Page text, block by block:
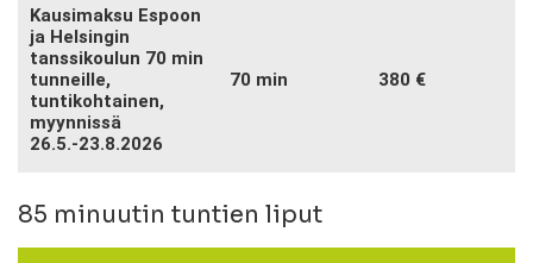
Kausimaksu Espoon
ja Helsingin
tanssikoulun 70 min
tunneille,
tuntikohtainen,
myynnissä
26.5.-23.8.2026
70 min 380 €
85 minuutin tuntien liput